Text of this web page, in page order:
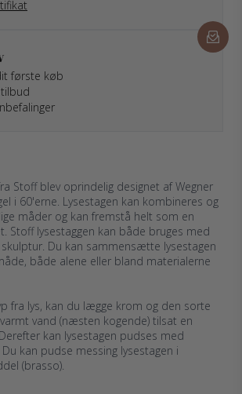
første køb
Stoff blev oprindelig designet af Wegner
i 60'erne. Lysestagen kan kombineres og
måder og kan fremstå helt som en
Stoff lysestaggen kan både bruges med
Du kan sammensætte lysestagen
både alene eller bland materialerne
fra lys, kan du lægge krom og den sorte
vand (næsten kogende) tilsat en
kan lysestagen pudses med
kan pudse messing lysestagen i
(brasso).